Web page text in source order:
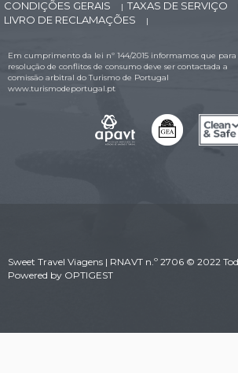
CONDIÇÕES GERAIS | TAXAS DE SERVIÇO
LIVRO DE RECLAMAÇÕES |
Em cumprimento da lei nº 144/2015 informamos que para
resolução de conflitos de consumo deve ser contactada a
comissão arbitral do Turismo de Portugal
www.turismodeportugal.pt
Sweet Travel Viagens | RNAVT n.º 2706 © 2022
Powered by OPTIGEST